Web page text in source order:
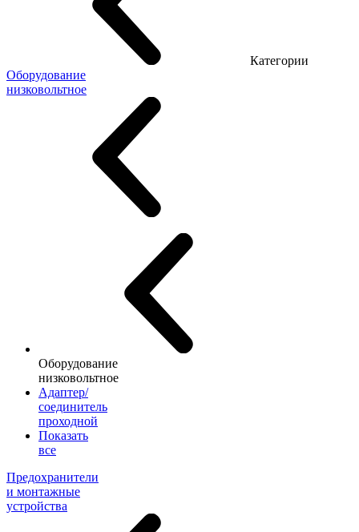
Категории
Оборудование
низковольтное
Оборудование
низковольтное
Адаптер/
соединитель
проходной
Показать
все
Предохранители
и монтажные
устройства